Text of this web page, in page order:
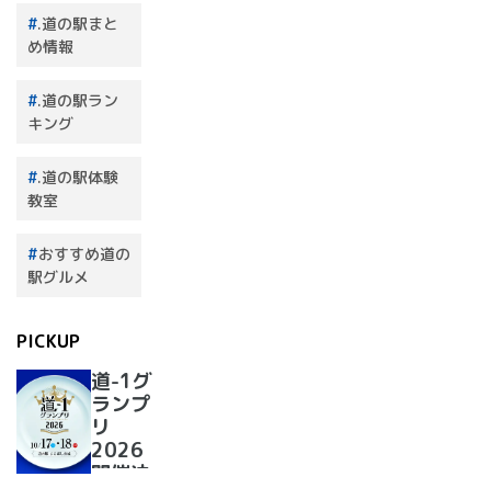
.道の駅まと
め情報
.道の駅ラン
キング
.道の駅体験
教室
おすすめ道の
駅グルメ
PICKUP
道-1グ
ランプ
リ
2026
開催決